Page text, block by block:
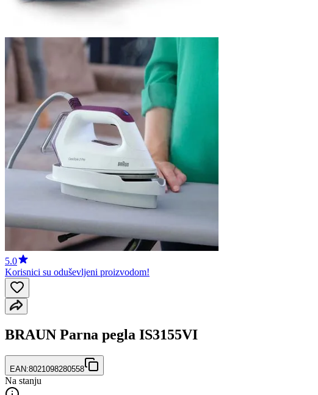
5.0
Korisnici su oduševljeni proizvodom!
BRAUN Parna pegla IS3155VI
EAN:8021098280558
Na stanju